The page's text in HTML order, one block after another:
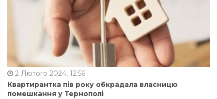
2 Лютого 2024, 12:56
Квартирантка пів року обкрадала власницю
помешкання у Тернополі